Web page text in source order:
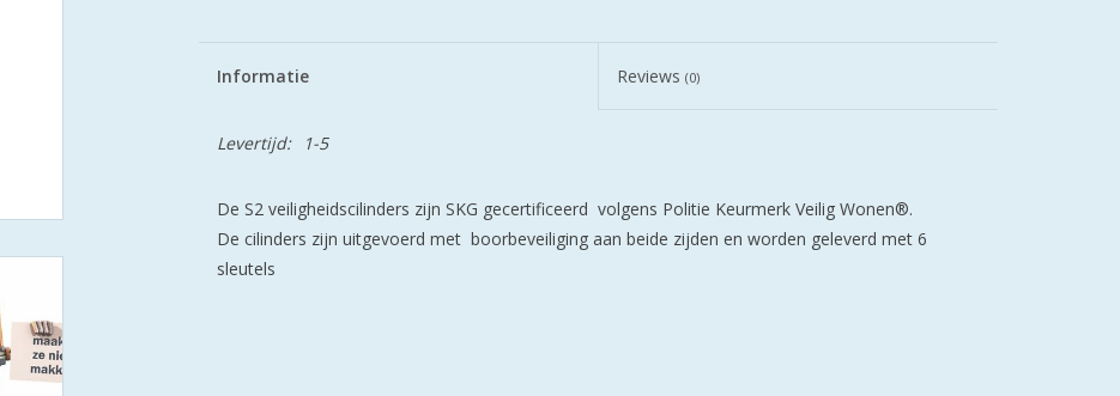
Informatie Reviews(0)
Levertijd: 1-5
De S2 veiligheidscilinders zijn SKG gecertificeerd volgens Politie Keurmerk Veilig Wonen®.
De cilinders zijn uitgevoerd met boorbeveiliging aan beide zijden en worden geleverd met 6
sleutels